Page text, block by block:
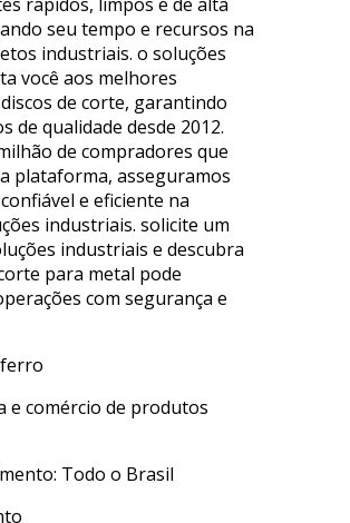
seu tempo e recursos na
industriais. o soluções
você aos melhores
de corte, garantindo
de qualidade desde 2012.
de compradores que
plataforma, asseguramos
e eficiente na
industriais. solicite um
industriais e descubra
para metal pode
com segurança e
e comércio de produtos
Todo o Brasil